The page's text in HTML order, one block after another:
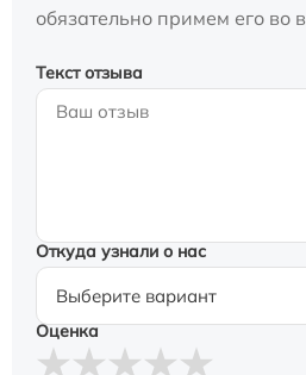
обязательно примем его во
Текст отзыва
Откуда узнали о нас
Оценка